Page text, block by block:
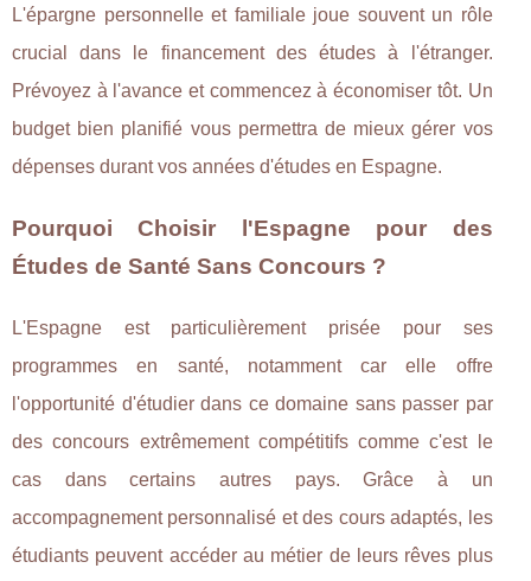
L'épargne personnelle et familiale joue souvent un rôle
crucial dans le financement des études à l'étranger.
Prévoyez à l'avance et commencez à économiser tôt. Un
budget bien planifié vous permettra de mieux gérer vos
dépenses durant vos années d'études en Espagne.
Pourquoi Choisir l'Espagne pour des
Études de Santé Sans Concours ?
L'Espagne est particulièrement prisée pour ses
programmes en santé, notamment car elle offre
l'opportunité d'étudier dans ce domaine sans passer par
des concours extrêmement compétitifs comme c'est le
cas dans certains autres pays. Grâce à un
accompagnement personnalisé et des cours adaptés, les
étudiants peuvent accéder au métier de leurs rêves plus